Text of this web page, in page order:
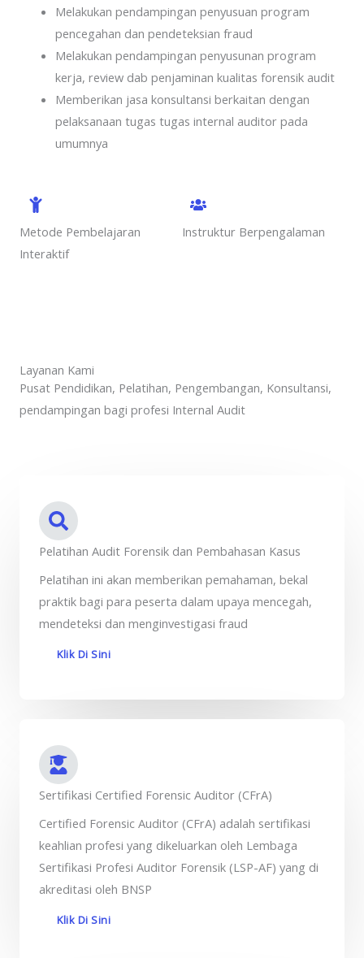
Melakukan pendampingan penyusuan program
pencegahan dan pendeteksian fraud
Melakukan pendampingan penyusunan program
kerja, review dab penjaminan kualitas forensik audit
Memberikan jasa konsultansi berkaitan dengan
pelaksanaan tugas tugas internal auditor pada
umumnya
Metode Pembelajaran
Interaktif
Instruktur Berpengalaman
Layanan Kami
Pusat Pendidikan, Pelatihan, Pengembangan, Konsultansi,
pendampingan bagi profesi Internal Audit
Pelatihan Audit Forensik dan Pembahasan Kasus
Pelatihan ini akan memberikan pemahaman, bekal
praktik bagi para peserta dalam upaya mencegah,
mendeteksi dan menginvestigasi fraud
Klik Di Sini
Sertifikasi Certified Forensic Auditor (CFrA)
Certified Forensic Auditor (CFrA) adalah sertifikasi
keahlian profesi yang dikeluarkan oleh Lembaga
Sertifikasi Profesi Auditor Forensik (LSP-AF) yang di
akreditasi oleh BNSP
Klik Di Sini